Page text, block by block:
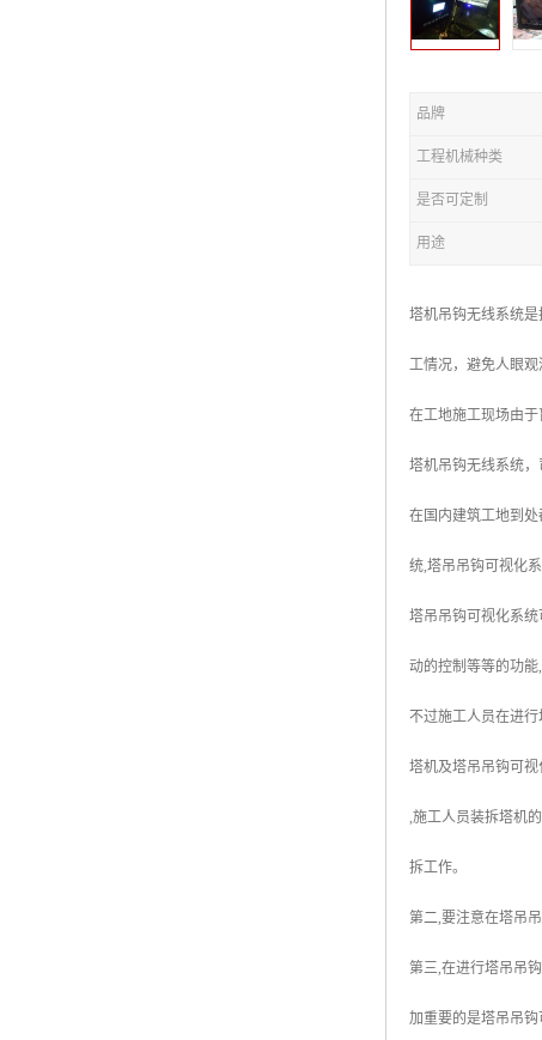
品牌
工程机械种类
是否可定制
用途
塔机吊钩无线系统
工情况，避免人眼
在工地施工现场由
塔机吊钩无线系统
在国内建筑工地到
统,塔吊吊钩可视化
塔吊吊钩可视化系
动的控制等等的功能
不过施工人员在进
塔机及塔吊吊钩可
,施工人员装拆塔机
拆工作。
第二,要注意在塔吊
第三,在进行塔吊吊
加重要的是塔吊吊钩